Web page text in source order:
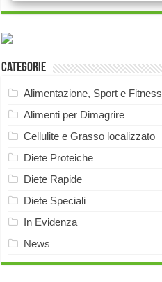
Categorie
Alimentazione, Sport e Fitness
Alimenti per Dimagrire
Cellulite e Grasso localizzato
Diete Proteiche
Diete Rapide
Diete Speciali
In Evidenza
News